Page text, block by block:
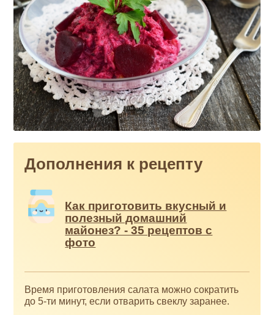
Дополнения к рецепту
Как приготовить вкусный и
полезный домашний
майонез? - 35 рецептов с
фото
Время приготовления салата можно сократить
до 5-ти минут, если отварить свеклу заранее.